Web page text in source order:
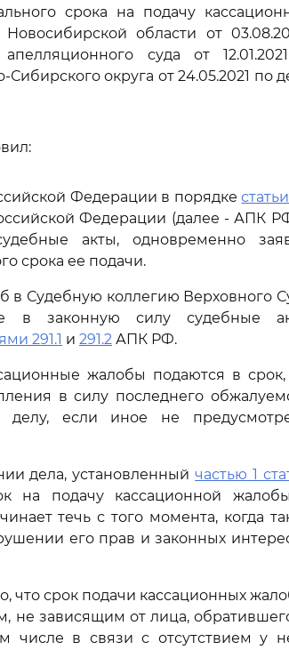
срока на подачу
области от
суда от
округа от 24.05.2021 по
Федерации в порядке
Федерации (далее - АПК
акты, одновременно
срока ее подачи.
в Судебную коллегию Верховного
в законную силу судебные
291.1 и 291.2 АПК РФ.
жалобы подаются в срок,
в силу последнего
делу, если иное не
дела, установленныйчастью 1
подачу кассационной
течь с того момента, когда
его прав и законных
что срок подачи кассационных
не зависящим от лица,
числе в связи с отсутствием у